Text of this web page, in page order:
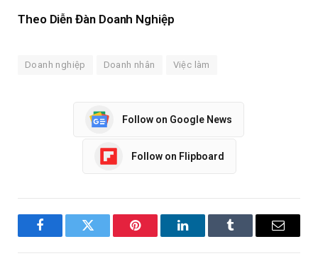
Theo Diễn Đàn Doanh Nghiệp
Doanh nghiệp Doanh nhân Việc làm
Follow on Google News
Follow on Flipboard
FacebookTwitter Pinterest LinkedInTumblr Email